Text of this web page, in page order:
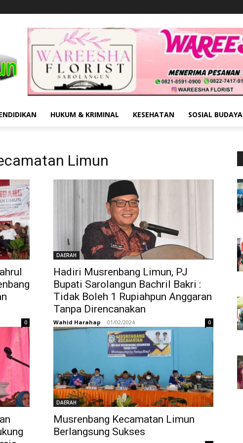
HUKUM & KRIMINAL KESEHATAN SOSIAL BUDAYA
Limun
0
DAERAH
Hadiri Musrenbang Limun, PJ
Bupati Sarolangun Bachril Bakri :
Tidak Boleh 1 Rupiahpun Anggaran
Tanpa Direncanakan
Wahid Harahap - 01/02/2024 0
DAERAH
Musrenbang Kecamatan Limun
Berlangsung Sukses